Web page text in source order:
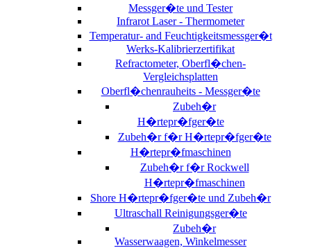
Messger�te und Tester
Infrarot Laser - Thermometer
Temperatur- and Feuchtigkeitsmessger�t
Werks-Kalibrierzertifikat
Refractometer, Oberfl�chen-
Vergleichsplatten
Oberfl�chenrauheits - Messger�te
Zubeh�r
H�rtepr�fger�te
Zubeh�r f�r H�rtepr�fger�te
H�rtepr�fmaschinen
Zubeh�r f�r Rockwell
H�rtepr�fmaschinen
Shore H�rtepr�fger�te und Zubeh�r
Ultraschall Reinigungsger�te
Zubeh�r
Wasserwaagen, Winkelmesser